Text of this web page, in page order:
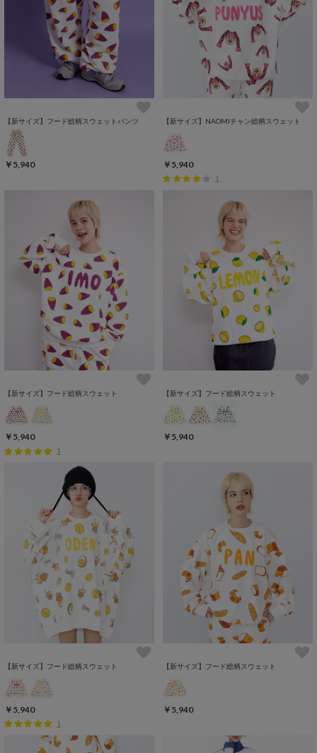
【新サイズ】フード総柄スウェットパンツ
￥5,940
【新サイズ】NAOMIチャン総柄スウェット
￥5,940
1
【新サイズ】フード総柄スウェット
￥5,940
1
【新サイズ】フード総柄スウェット
￥5,940
【新サイズ】フード総柄スウェット
￥5,940
1
【新サイズ】フード総柄スウェット
￥5,940